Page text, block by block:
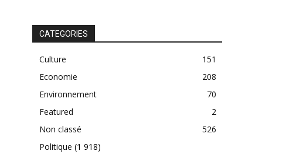
CATEGORIES
Culture
151
Economie
208
Environnement
70
Featured
2
Non classé
526
Politique (1 918)